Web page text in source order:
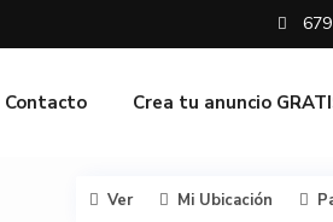
Contacto Crea tu anuncio
Ver Mi Ubicación